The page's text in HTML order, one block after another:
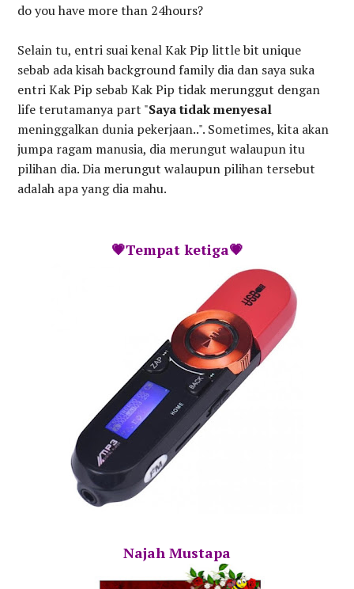
do you have more than 24hours?
Selain tu, entri suai kenal Kak Pip little bit unique
sebab ada kisah background family dia dan saya suka
entri Kak Pip sebab Kak Pip tidak merunggut dengan
life terutamanya part "Saya tidak menyesal
meninggalkan dunia pekerjaan..". Sometimes, kita akan
jumpa ragam manusia, dia merungut walaupun itu
pilihan dia. Dia merungut walaupun pilihan tersebut
adalah apa yang dia mahu.
💗Tempat ketiga💗
Najah Mustapa